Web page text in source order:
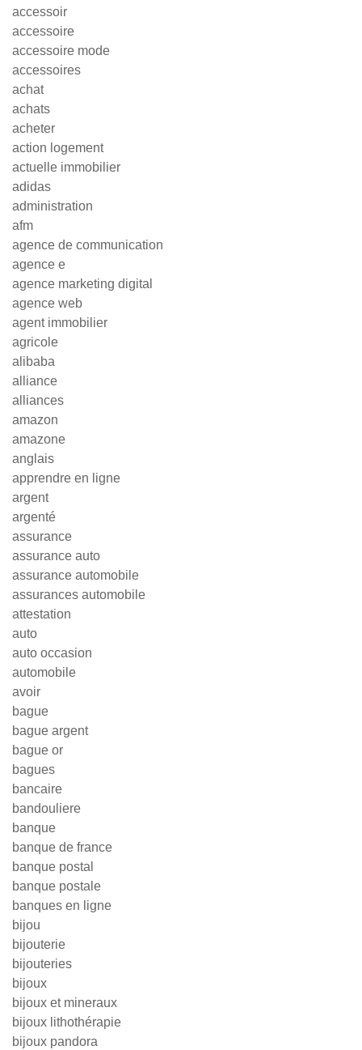
accessoir
accessoire
accessoire mode
accessoires
achat
achats
acheter
action logement
actuelle immobilier
adidas
administration
afm
agence de communication
agence e
agence marketing digital
agence web
agent immobilier
agricole
alibaba
alliance
alliances
amazon
amazone
anglais
apprendre en ligne
argent
argenté
assurance
assurance auto
assurance automobile
assurances automobile
attestation
auto
auto occasion
automobile
avoir
bague
bague argent
bague or
bagues
bancaire
bandouliere
banque
banque de france
banque postal
banque postale
banques en ligne
bijou
bijouterie
bijouteries
bijoux
bijoux et mineraux
bijoux lithothérapie
bijoux pandora